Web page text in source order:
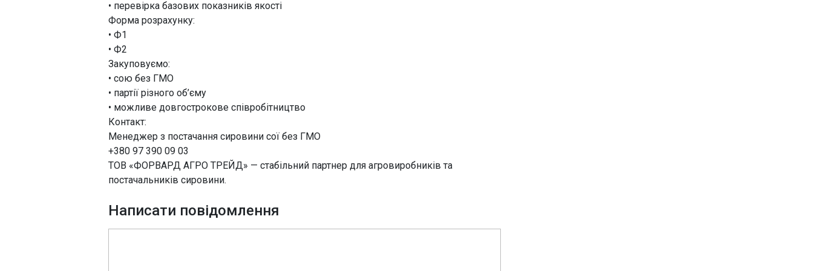
• перевірка базових показників якості
Форма розрахунку:
• Ф1
• Ф2
Закуповуємо:
• сою без ГМО
• партії різного об’єму
• можливе довгострокове співробітництво
Контакт:
Менеджер з постачання сировини сої без ГМО
+380 97 390 09 03
ТОВ «ФОРВАРД АГРО ТРЕЙД» — стабільний партнер для агровиробників та
постачальників сировини.
Написати повідомлення